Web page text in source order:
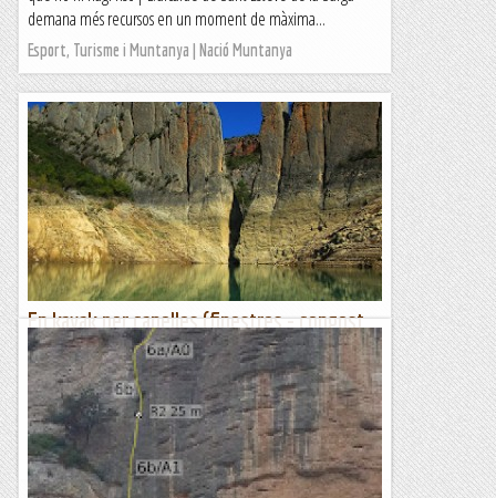
demana més recursos en un moment de màxima...
Esport, Turisme i Muntanya | Nació Muntanya
En kayak per canelles (finestres - congost
de fet)
Avui el Jordi Climent ha tingut l'encert de muntar una sortida
amb piragua per l'embassament de Canelles. Primer donar-li
afectivament les gràcies, doncs muntar una sortida per...
Excursions del Joan Ramon